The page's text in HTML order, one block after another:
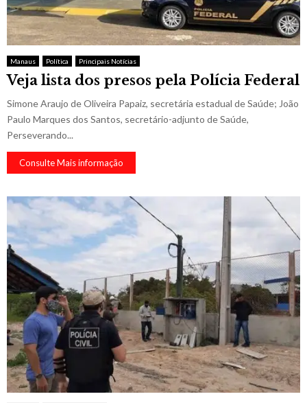
Manaus Política Principais Notícias
Veja lista dos presos pela Polícia Federal
Simone Araujo de Oliveira Papaiz, secretária estadual de Saúde; João
Paulo Marques dos Santos, secretário-adjunto de Saúde,
Perseverando...
Consulte Mais informação